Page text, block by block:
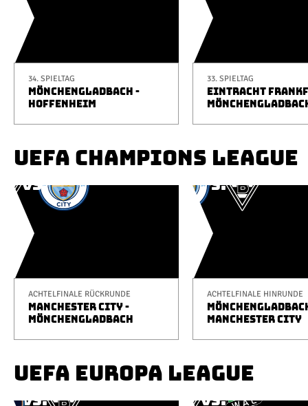
34. SPIELTAG
MÖNCHENGLADBACH -
HOFFENHEIM
33. SPIELTAG
EINTRACHT
UEFA CHAMPIONS LEAGUE
ACHTELFINALE RÜCKRUNDE
MANCHESTER CITY -
MÖNCHENGLADBACH
ACHTELFINALE HINRUNDE
MANCHESTER CITY
UEFA EUROPA LEAGUE